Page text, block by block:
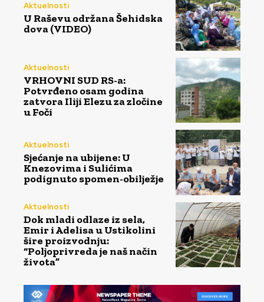
Aktuelnosti
U Raševu održana Šehidska
dova (VIDEO)
Aktuelnosti
VRHOVNI SUD RS-a:
Potvrđeno osam godina
zatvora Iliji Elezu za zločine
u Foči
Aktuelnosti
Sjećanje na ubijene: U
Knezovima i Sulićima
podignuto spomen-obilježje
Aktuelnosti
Dok mladi odlaze iz sela,
Emir i Adelisa u Ustikolini
šire proizvodnju:
“Poljoprivreda je naš način
života”